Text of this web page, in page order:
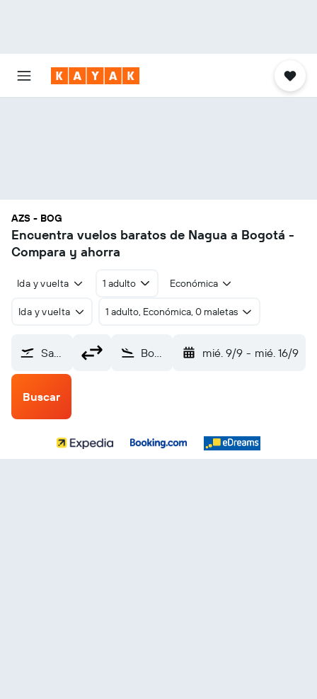
AZS - BOG
Encuentra vuelos baratos de Nagua a Bogotá -
Compara y ahorra
Ida y vuelta 1 adulto Económica
Ida y vuelta 1 adulto, Económica, 0 maletas
Samaná El Catey (AZS) Bogotá Internacional El Dorado (BOG) mié. 9/9 - mié. 16/9
Buscar